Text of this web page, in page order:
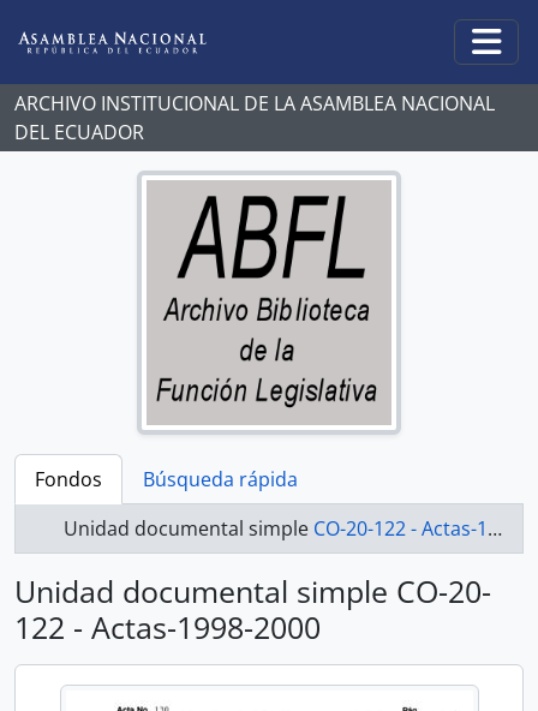
ARCHIVO INSTITUCIONAL DE LA ASAMBLEA NACIONAL
DEL ECUADOR
Fondos
Búsqueda rápida
Unidad documental simple CO-20-122 - Actas-1998-2000
Unidad documental simple CO-20-
122 - Actas-1998-2000